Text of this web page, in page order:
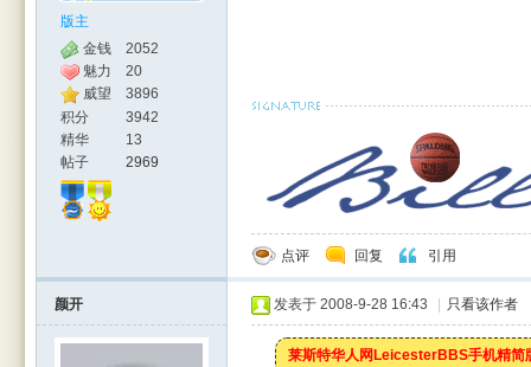
版主
金钱
2052
魅力
20
威望
3896
积分
3942
精华
13
帖子
2969
点评 回复 引用
颜开 发表于 2008-9-28 16:43 只看该作者
莱斯特华人网LeicesterBBS手机精简